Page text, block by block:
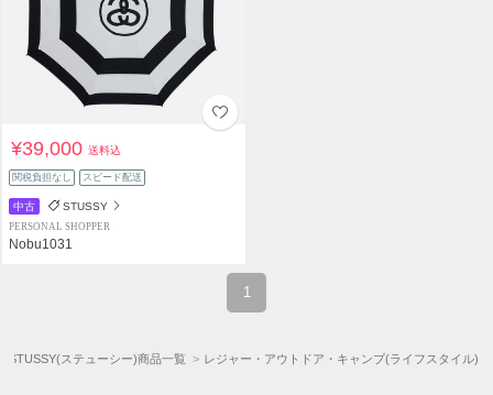
¥39,000送料込
関税負担なし スピード配送
中古 STUSSY
PERSONAL SHOPPER
Nobu1031
1
STUSSY(ステューシー)商品一覧 レジャー・アウトドア・キャンプ(ライフスタイル)